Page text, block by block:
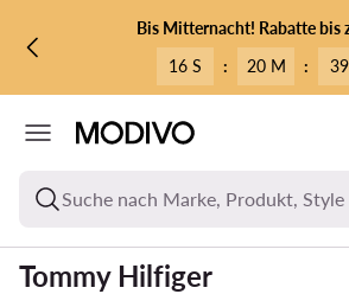
ZUM HAUPTINHALT SPRINGEN
Bis Mitternacht! Rabatte bis
16 S
: 20 M :
Suche nach Marke, Produkt, Style
Tommy Hilfiger